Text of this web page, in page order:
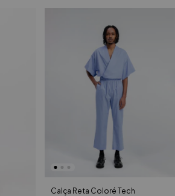
Calça Reta Coloré Tech